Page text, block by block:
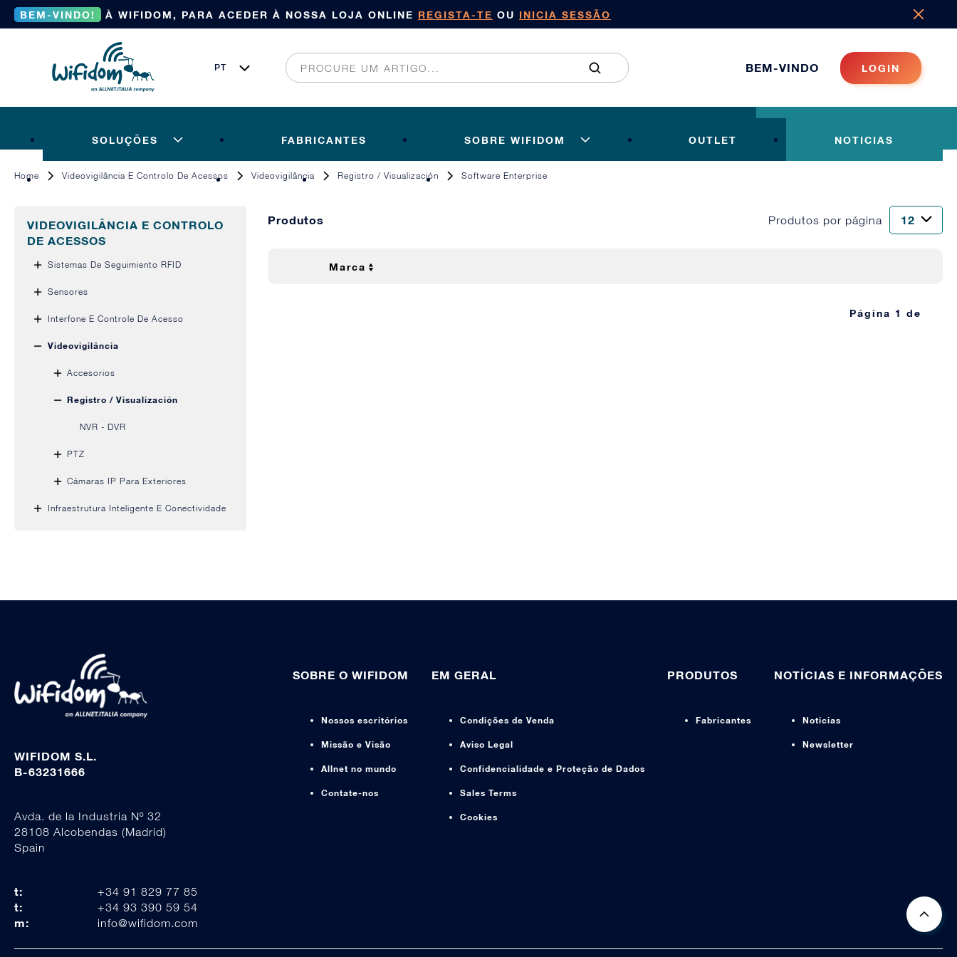
BEM-VINDO! À WIFIDOM, PARA ACEDER À NOSSA LOJA ONLINE REGISTA-TE OU INICIA SESSÃO
BEM-VINDO LOGIN
SOLUÇÕES FABRICANTES SOBRE WIFIDOM OUTLET NOTICIAS
Home Videovigilância E Controlo De Acessos Videovigilância Registro / Visualización Software Enterprise
VIDEOVIGILÂNCIA E CONTROLO
DE ACESSOS
Sistemas De Seguimiento RFID
Sensores
Interfone E Controle De Acesso
Videovigilância
Accesorios
Registro / Visualización
NVR - DVR
PTZ
Cámaras IP Para Exteriores
Infraestrutura Inteligente E Conectividade
Produtos Produtos por página
Marca
Página 1 de
WIFIDOM S.L.
B-63231666
Avda. de la Industria Nº 32
28108 Alcobendas (Madrid)
Spain
t: +34 91 829 77 85
t: +34 93 390 59 54
m: info@wifidom.com
SOBRE O WIFIDOM
Nossos escritórios
Missão e Visão
Allnet no mundo
Contate-nos
EM GERAL
Condições de Venda
Aviso Legal
Confidencialidade e Proteção de Dados
Sales Terms
Cookies
PRODUTOS
Fabricantes
NOTÍCIAS E INFORMAÇÕES
Noticias
Newsletter